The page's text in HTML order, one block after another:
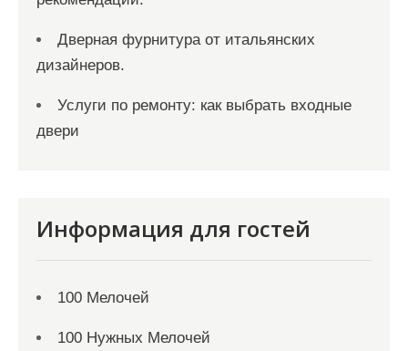
Дверная фурнитура от итальянских
дизайнеров.
Услуги по ремонту: как выбрать входные
двери
Информация для гостей
100 Мелочей
100 Нужных Мелочей